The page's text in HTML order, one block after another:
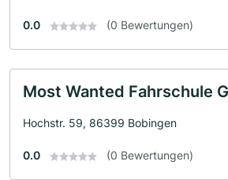
0.0 (0 Bewertungen)
Most Wanted Fahrschule
Hochstr. 59, 86399 Bobingen
0.0 (0 Bewertungen)